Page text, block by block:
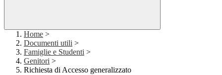
Home >
Documenti utili >
Famiglie e Studenti >
Genitori >
Richiesta di Accesso generalizzato